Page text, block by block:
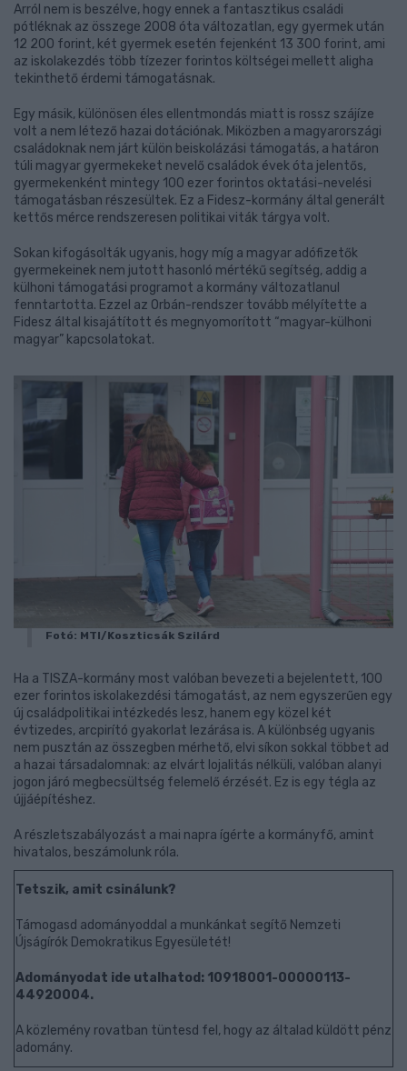
Arról nem is beszélve, hogy ennek a fantasztikus családi
pótléknak az összege 2008 óta változatlan, egy gyermek után
12 200 forint, két gyermek esetén fejenként 13 300 forint, ami
az iskolakezdés több tízezer forintos költségei mellett aligha
tekinthető érdemi támogatásnak.
Egy másik, különösen éles ellentmondás miatt is rossz szájíze
volt a nem létező hazai dotációnak. Miközben a magyarországi
családoknak nem járt külön beiskolázási támogatás, a határon
túli magyar gyermekeket nevelő családok évek óta jelentős,
gyermekenként mintegy 100 ezer forintos oktatási-nevelési
támogatásban részesültek. Ez a Fidesz-kormány által generált
kettős mérce rendszeresen politikai viták tárgya volt.
Sokan kifogásolták ugyanis, hogy míg a magyar adófizetők
gyermekeinek nem jutott hasonló mértékű segítség, addig a
külhoni támogatási programot a kormány változatlanul
fenntartotta. Ezzel az Orbán-rendszer tovább mélyítette a
Fidesz által kisajátított és megnyomorított “magyar-külhoni
magyar” kapcsolatokat.
Fotó: MTI/Koszticsák Szilárd
Ha a TISZA-kormány most valóban bevezeti a bejelentett, 100
ezer forintos iskolakezdési támogatást, az nem egyszerűen egy
új családpolitikai intézkedés lesz, hanem egy közel két
évtizedes, arcpirító gyakorlat lezárása is. A különbség ugyanis
nem pusztán az összegben mérhető, elvi síkon sokkal többet ad
a hazai társadalomnak: az elvárt lojalitás nélküli, valóban alanyi
jogon járó megbecsültség felemelő érzését. Ez is egy tégla az
újjáépítéshez.
A részletszabályozást a mai napra ígérte a kormányfő, amint
hivatalos, beszámolunk róla.
Tetszik, amit csinálunk?
Támogasd adományoddal a munkánkat segítő Nemzeti
Újságírók Demokratikus Egyesületét!
Adományodat ide utalhatod: 10918001-00000113-
44920004.
A közlemény rovatban tüntesd fel, hogy az általad küldött pénz
adomány.